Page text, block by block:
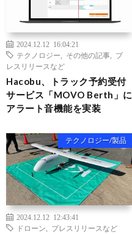
2024.12.12 16:04:21
テクノロジー
その他の記事
プ
レスリリースなど
Hacobu、トラック予約受付
サービス「MOVO Berth」に
アラート音機能を実装
テクノロジー/製品
2024.12.12 12:43:41
ドローン
プレスリリースなど